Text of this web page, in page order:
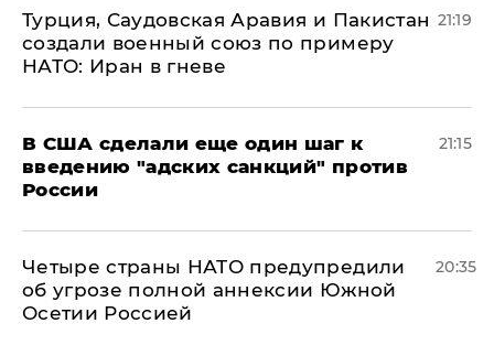
Турция, Саудовская Аравия и Пакистан
создали военный союз по примеру
НАТО: Иран в гневе
21:19
В США сделали еще один шаг к
введению "адских санкций" против
России
21:15
Четыре страны НАТО предупредили
об угрозе полной аннексии Южной
Осетии Россией
20:35